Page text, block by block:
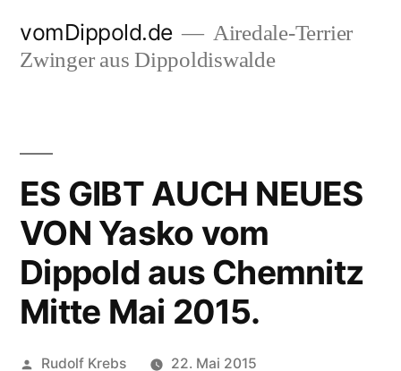
Inhalt
vomDippold.de
Airedale-Terrier
Zwinger aus Dippoldiswalde
ES GIBT AUCH NEUES
VON Yasko vom
Dippold aus Chemnitz
Mitte Mai 2015.
Veröffentlicht
Rudolf Krebs 22. Mai 2015